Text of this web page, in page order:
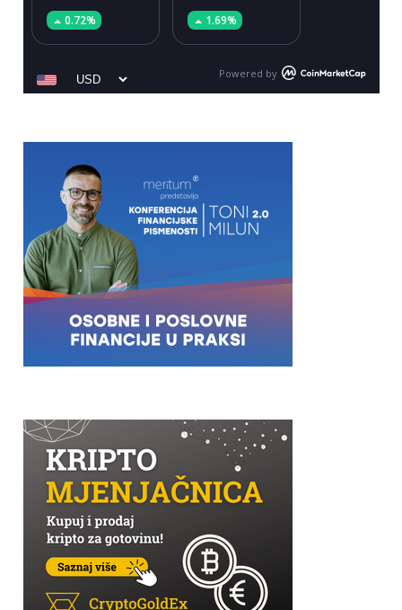
0.72% 1.69%
Powered by